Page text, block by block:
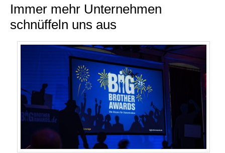
Immer mehr Unternehmen
schnüffeln uns aus